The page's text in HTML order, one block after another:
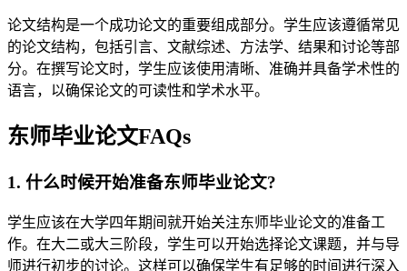
论文结构是一个成功论文的重要组成部分。学生应该遵循常见
的论文结构，包括引言、文献综述、方法学、结果和讨论等部
分。在撰写论文时，学生应该使用清晰、准确并具备学术性的
语言，以确保论文的可读性和学术水平。
东师毕业论文FAQs
1. 什么时候开始准备东师毕业论文?
学生应该在大学四年期间就开始关注东师毕业论文的准备工
作。在大二或大三阶段，学生可以开始选择论文课题，并与导
师进行初步的讨论。这样可以确保学生有足够的时间进行深入